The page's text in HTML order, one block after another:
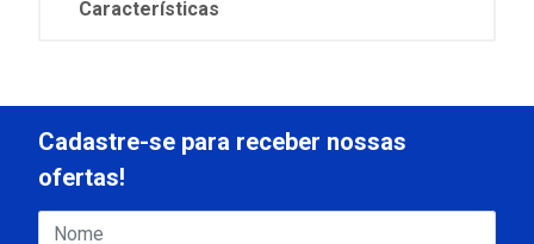
Características
Cadastre-se para receber nossas
ofertas!